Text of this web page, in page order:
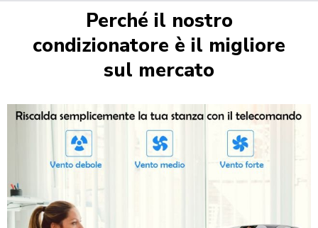
Perché il nostro
condizionatore è il migliore
sul mercato